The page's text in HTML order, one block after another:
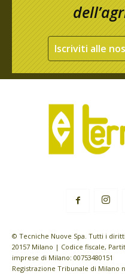
Iscriviti alle
© Tecniche Nuove Spa. Tutti i
20157 Milano | Codice fiscale,
imprese di Milano: 00753480151
Registrazione Tribunale di Milano